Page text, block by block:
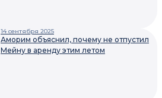
14 сентября 2025
Аморим объяснил, почему не отпустил
Мейну в аренду этим летом